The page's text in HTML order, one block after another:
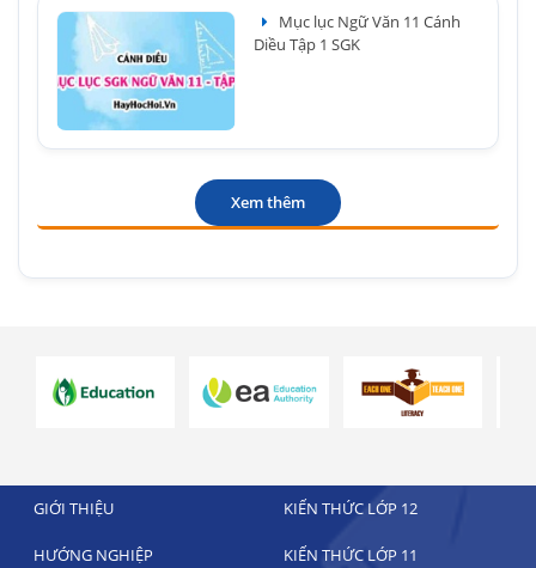
Mục lục Ngữ Văn 11 Cánh
Diều Tập 1 SGK
Xem thêm
GIỚI THIỆU KIẾN THỨC LỚP 12
HƯỚNG NGHIỆP KIẾN THỨC LỚP 11